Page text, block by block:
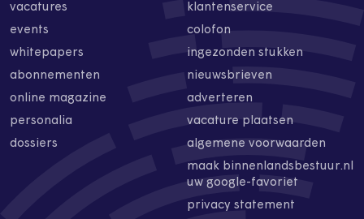
vacatures
events
whitepapers
abonnementen
online magazine
personalia
dossiers
klantenservice
colofon
ingezonden stukken
nieuwsbrieven
adverteren
vacature plaatsen
algemene voorwaarden
maak binnenlandsbestuur.nl
uw google-favoriet
privacy statement